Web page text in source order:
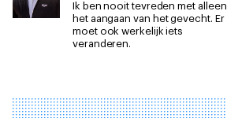
Ik ben nooit tevreden met alleen
het aangaan van het gevecht. Er
moet ook werkelijk iets
veranderen.